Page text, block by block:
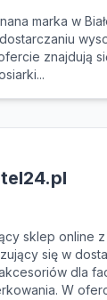
marka w
znajdują
sklep online
się w
dla
W